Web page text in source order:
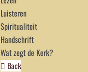
Luisteren
Spiritualiteit
Handschrift
Wat zegt de Kerk?
Back